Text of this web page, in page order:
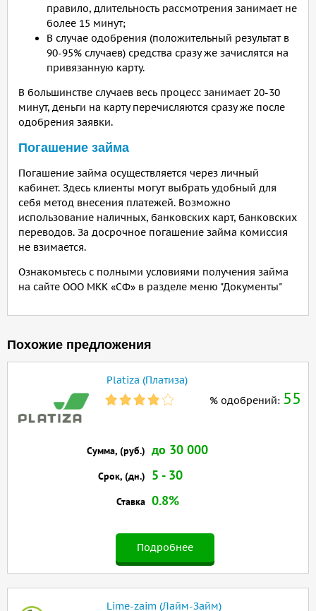
правило, длительность рассмотрения занимает не
более 15 минут;
В случае одобрения (положительный результат в
90-95% случаев) средства сразу же зачислятся на
привязанную карту.
В большинстве случаев весь процесс занимает 20-30
минут, деньги на карту перечисляются сразу же после
одобрения заявки.
Погашение займа
Погашение займа осуществляется через личный
кабинет. Здесь клиенты могут выбрать удобный для
себя метод внесения платежей. Возможно
использование наличных, банковских карт, банковских
переводов. За досрочное погашение займа комиссия
не взимается.
Ознакомьтесь с полными условиями получения займа
на сайте ООО МКК «СФ» в разделе меню "Документы"
Похожие предложения
Platiza (Платиза)
% одобрений: 55
Подробнее
Сумма, (руб.) до 30 000
Срок, (дн.) 5 - 30
Ставка 0.8%
Lime-zaim (Лайм-Займ)